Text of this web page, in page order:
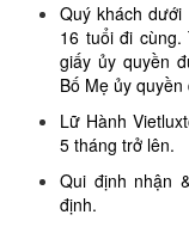
Quý khách
16 tuổi đi
giấy ủy quyền
Bố Mẹ ủy
Lữ Hành
5 tháng trở lên.
Qui định nhận
định.